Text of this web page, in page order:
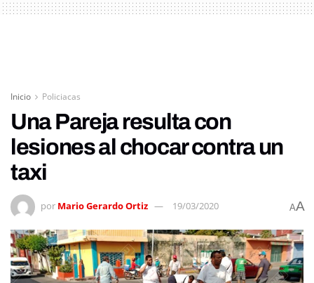
Inicio Policiacas
Una Pareja resulta con
lesiones al chocar contra un
taxi
por Mario Gerardo Ortiz 19/03/2020 AA